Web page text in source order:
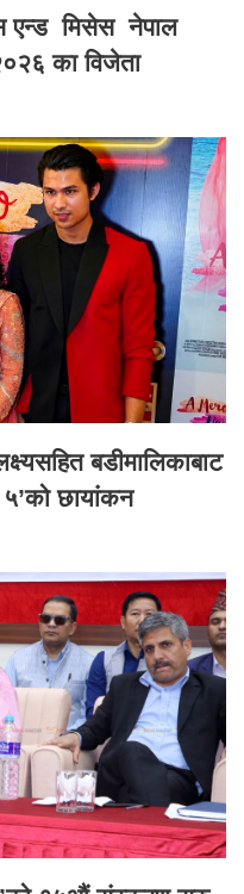
एन्ड मिसेस नेपाल
का विजेता
बडीमालिकाबाट
छायांकन